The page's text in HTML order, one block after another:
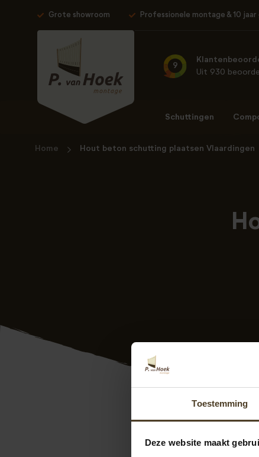
Toestemming
Deze website maakt
Grote showroom Professionele montage & 10 jaar
9
Uit 930
Schuttingen
Home Hout beton schutting plaatsen Vlaardingen
Hout beton
Nederland. Dus
keurmerken.